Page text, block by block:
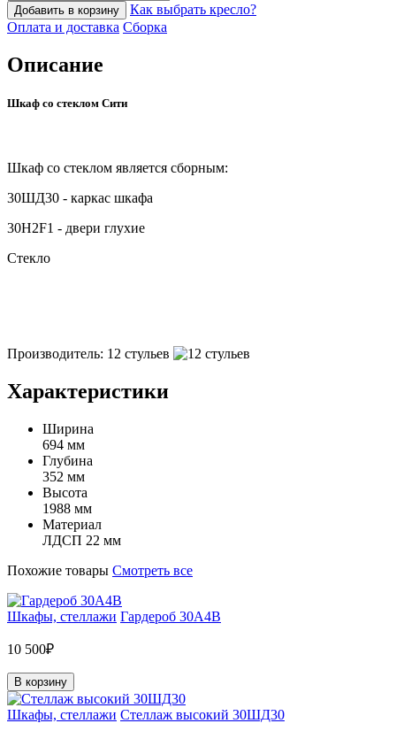
Добавить в корзину
Как выбрать кресло?
Оплата и доставка Сборка
Описание
Шкаф со стеклом Сити
Шкаф со стеклом является сборным:
30ШД30 - каркас шкафа
30H2F1 - двери глухие
Стекло
Производитель: 12 стульев
Характеристики
Ширина
694 мм
Глубина
352 мм
Высота
1988 мм
Материал
ЛДСП 22 мм
Похожие товары Смотреть все
Шкафы, стеллажи Гардероб 30А4В
10 500₽
В корзину
Шкафы, стеллажи Стеллаж высокий 30ШД30